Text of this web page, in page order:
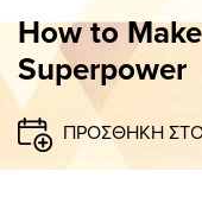
How to
Superpower
ΠΡΟΣΘΗΚΗ